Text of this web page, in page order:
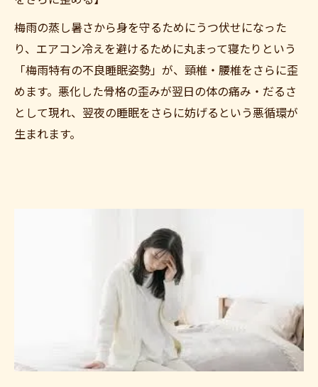
梅雨の蒸し暑さから身を守るためにうつ伏せになった
り、エアコン冷えを避けるために丸まって寝たりという
「梅雨特有の不良睡眠姿勢」が、頸椎・腰椎をさらに歪
めます。悪化した骨格の歪みが翌日の体の痛み・だるさ
として現れ、翌夜の睡眠をさらに妨げるという悪循環が
生まれます。